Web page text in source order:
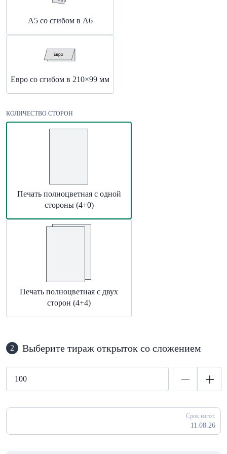
А5 со сгибом в А6
Евро со сгибом в 210×99 мм
КОЛИЧЕСТВО СТОРОН
Печать полноцветная с одной
стороны (4+0)
Печать полноцветная с двух
сторон (4+4)
2 Выберите тираж открыток со сложением
Срок изгот.
11.08.26